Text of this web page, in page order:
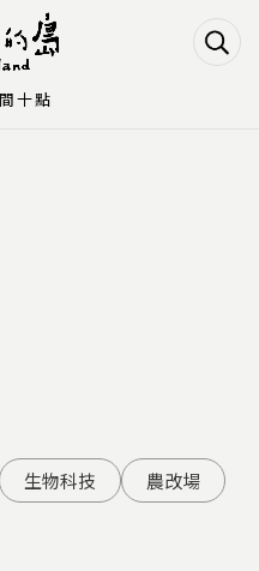
content
生物科技 農改場
十點